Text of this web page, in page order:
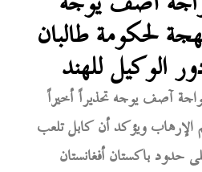
لحكومة طالبان
الوكيل للهند
آصف يوجه تحذيراً أخيراً
ويؤكد أن كابل تلعب
حدود باكستان أفغانستان